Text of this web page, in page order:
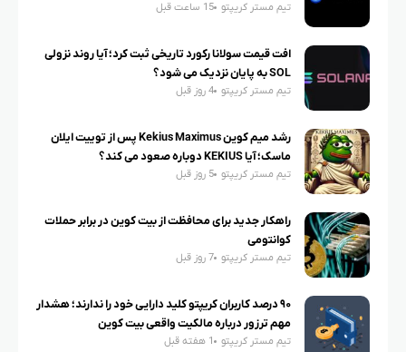
تیم مستر کریپتو 15 ساعت قبل
افت قیمت سولانا رکورد تاریخی ثبت کرد؛ آیا روند نزولی
SOL به پایان نزدیک می شود؟
تیم مستر کریپتو 4 روز قبل
رشد میم کوین Kekius Maximus پس از توییت ایلان
ماسک؛ آیا KEKIUS دوباره صعود می کند؟
تیم مستر کریپتو 5 روز قبل
راهکار جدید برای محافظت از بیت کوین در برابر حملات
کوانتومی
تیم مستر کریپتو 7 روز قبل
۹۰ درصد کاربران کریپتو کلید دارایی خود را ندارند؛ هشدار
مهم ترزور درباره مالکیت واقعی بیت کوین
تیم مستر کریپتو 1 هفته قبل